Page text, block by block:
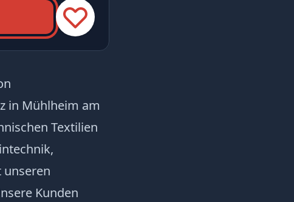
in Mühlheim am
Textilien
unseren
Kunden